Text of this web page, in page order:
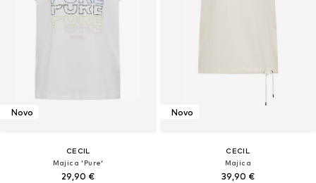
Novo
CECIL
Majica 'Pure'
29,90 €
Novo
CECIL
Majica
39,90 €